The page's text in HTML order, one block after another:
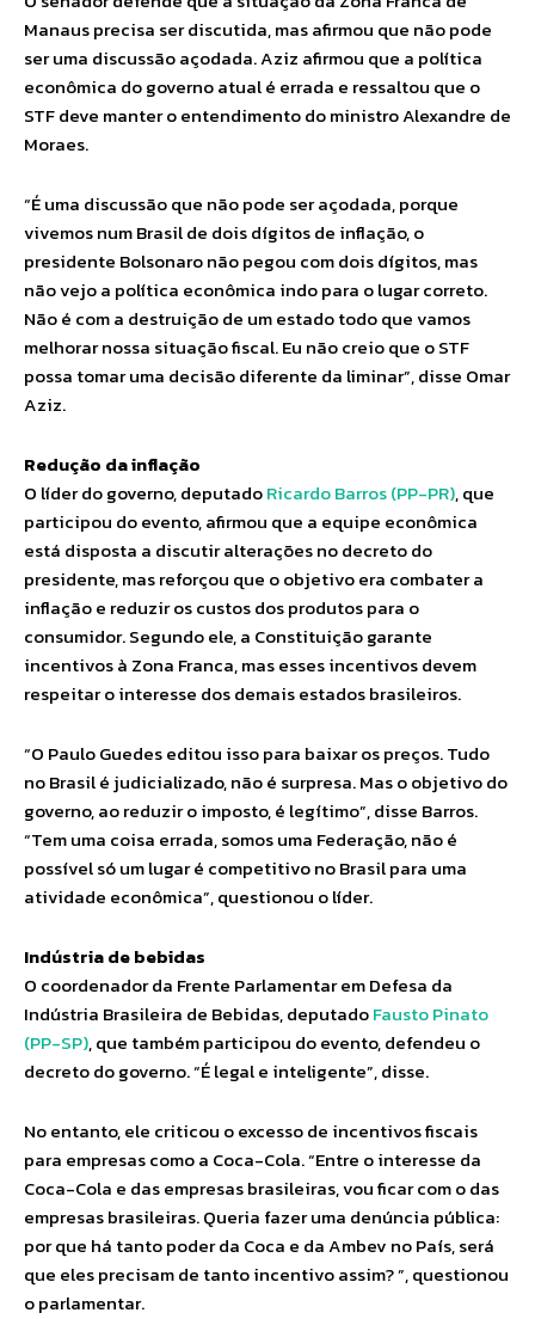
Manaus precisa ser discutida, mas afirmou que não pode
ser uma discussão açodada. Aziz afirmou que a política
econômica do governo atual é errada e ressaltou que o
STF deve manter o entendimento do ministro Alexandre de
Moraes.
“É uma discussão que não pode ser açodada, porque
vivemos num Brasil de dois dígitos de inflação, o
presidente Bolsonaro não pegou com dois dígitos, mas
não vejo a política econômica indo para o lugar correto.
Não é com a destruição de um estado todo que vamos
melhorar nossa situação fiscal. Eu não creio que o STF
possa tomar uma decisão diferente da liminar”, disse Omar
Aziz.
Redução da inflação
O líder do governo, deputadoRicardo Barros (PP-PR), que
participou do evento, afirmou que a equipe econômica
está disposta a discutir alterações no decreto do
presidente, mas reforçou que o objetivo era combater a
inflação e reduzir os custos dos produtos para o
consumidor. Segundo ele, a Constituição garante
incentivos à Zona Franca, mas esses incentivos devem
respeitar o interesse dos demais estados brasileiros.
“O Paulo Guedes editou isso para baixar os preços. Tudo
no Brasil é judicializado, não é surpresa. Mas o objetivo do
governo, ao reduzir o imposto, é legítimo”, disse Barros.
“Tem uma coisa errada, somos uma Federação, não é
possível só um lugar é competitivo no Brasil para uma
atividade econômica”, questionou o líder.
Indústria de bebidas
O coordenador da Frente Parlamentar em Defesa da
Indústria Brasileira de Bebidas, deputadoFausto Pinato
(PP-SP), que também participou do evento, defendeu o
decreto do governo. “É legal e inteligente”, disse.
No entanto, ele criticou o excesso de incentivos fiscais
para empresas como a Coca-Cola. “Entre o interesse da
Coca-Cola e das empresas brasileiras, vou ficar com o das
empresas brasileiras. Queria fazer uma denúncia pública:
por que há tanto poder da Coca e da Ambev no País, será
que eles precisam de tanto incentivo assim? ”, questionou
o parlamentar.